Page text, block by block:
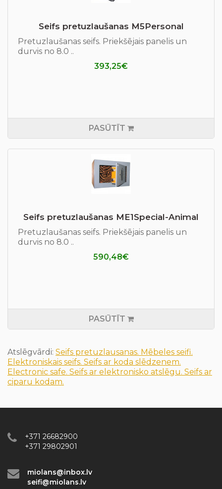
Seifs pretuzlaušanas М5Personal
Pretuzlaušanas seifs. Priekšējais panelis un
durvis no 8.0 ..
393,25€
PASŪTĪT
Seifs pretuzlaušanas ME1Special-Animal
Pretuzlaušanas seifs. Priekšējais panelis un
durvis no 8.0 ..
590,48€
PASŪTĪT
Atslēgvārdi: Seifs pretuzlausanas. Mēbeles seifi.
Elektroniskais seifs. Seifs ar koda slēdzenem.
Electronic safe. Seifs ar elektronisko atslēgu. Seifs ar
ciparu kodam.
+371 26682900
+371 29802901
miolans@inbox.lv
seifi@miolans.lv